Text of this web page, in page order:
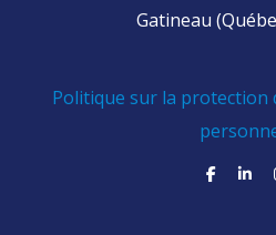
Gatineau
Politique sur la protection
facebook